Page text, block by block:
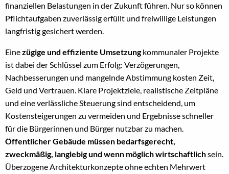
finanziellen Belastungen in der Zukunft führen. Nur so können
Pflichtaufgaben zuverlässig erfüllt und freiwillige Leistungen
langfristig gesichert werden.
Einezügige und effiziente Umsetzungkommunaler Projekte
ist dabei der Schlüssel zum Erfolg: Verzögerungen,
Nachbesserungen und mangelnde Abstimmung kosten Zeit,
Geld und Vertrauen. Klare Projektziele, realistische Zeitpläne
und eine verlässliche Steuerung sind entscheidend, um
Kostensteigerungen zu vermeiden und Ergebnisse schneller
für die Bürgerinnen und Bürger nutzbar zu machen.
Öffentlicher Gebäude müssen bedarfsgerecht,
zweckmäßig, langlebig und wenn möglich wirtschaftlichsein.
Überzogene Architekturkonzepte ohne echten Mehrwert